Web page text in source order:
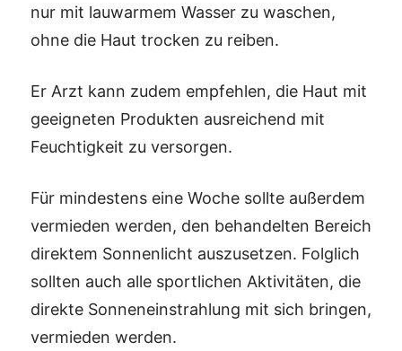
nur mit lauwarmem Wasser zu waschen,
ohne die Haut trocken zu reiben.
Er Arzt kann zudem empfehlen, die Haut mit
geeigneten Produkten ausreichend mit
Feuchtigkeit zu versorgen.
Für mindestens eine Woche sollte außerdem
vermieden werden, den behandelten Bereich
direktem Sonnenlicht auszusetzen. Folglich
sollten auch alle sportlichen Aktivitäten, die
direkte Sonneneinstrahlung mit sich bringen,
vermieden werden.